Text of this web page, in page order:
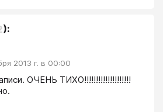
):
2013 г. в 00:00
ОЧЕНЬ ТИХО!!!!!!!!!!!!!!!!!!!!